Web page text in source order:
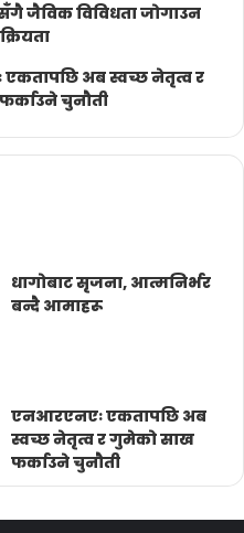
जैविक विविधता जोगाउन
अब स्वच्छ नेतृत्व र
चुनौती
धागोबाट सृजना, आत्मनिर्भर
बन्दै आमाहरू
एनआरएनएः एकतापछि अब
स्वच्छ नेतृत्व र गुमेको साख
फर्काउने चुनौती